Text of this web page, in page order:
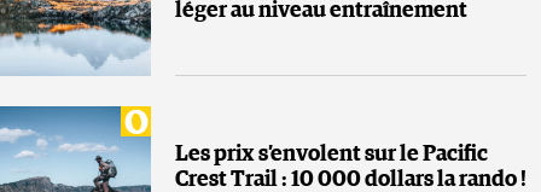
léger au niveau entraînement
Les prix s’envolent sur le Pacific
Crest Trail : 10 000 dollars la rando !